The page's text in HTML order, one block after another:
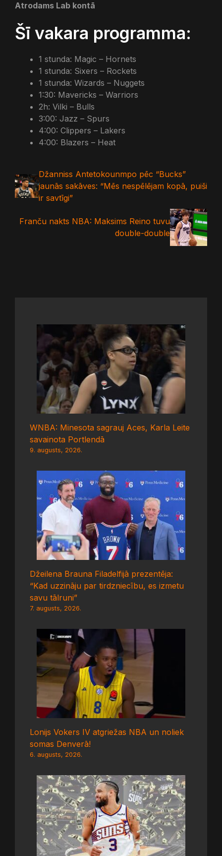
Atrodams Lab kontā
Šī vakara programma:
1 stunda: Magic – Hornets
1 stunda: Sixers – Rockets
1 stunda: Wizards – Nuggets
1:30: Mavericks – Warriors
2h: Vilki – Bulls
3:00: Jazz – Spurs
4:00: Clippers – Lakers
4:00: Blazers – Heat
Džanniss Antetokounmpo pēc “Bucks”
jaunās sakāves: “Mēs nespēlējam kopā, puiši
ir savtīgi”
Franču nakts NBA: Maksims Reino tuvu
double-double
WNBA: Minesota sagrauj Aces, Karla Leite
savainota Portlendā
9. augusts, 2026.
Džeilena Brauna Filadelfijā prezentēja:
“Kad uzzināju par tirdzniecību, es izmetu
savu tālruni”
7. augusts, 2026.
Lonijs Vokers IV atgriežas NBA un noliek
somas Denverā!
6. augusts, 2026.